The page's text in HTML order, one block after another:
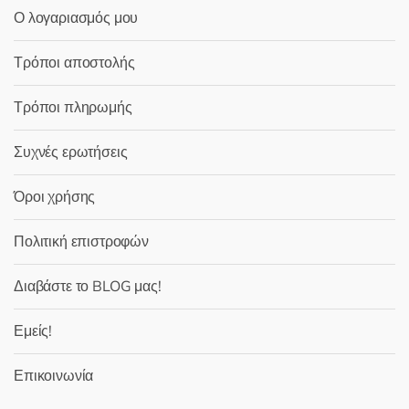
Ο λογαριασμός μου
Τρόποι αποστολής
Τρόποι πληρωμής
Συχνές ερωτήσεις
Όροι χρήσης
Πολιτική επιστροφών
Διαβάστε το BLOG μας!
Εμείς!
Επικοινωνία